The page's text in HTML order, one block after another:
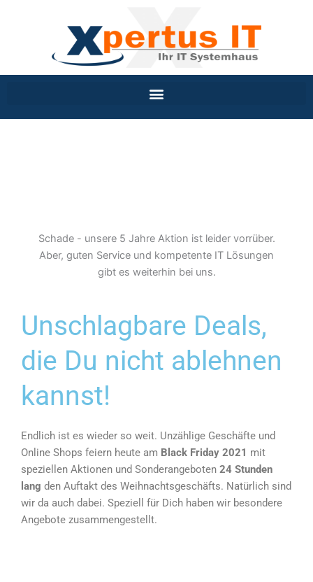
Schade - unsere 5 Jahre Aktion ist leider vorrüber.
Aber, guten Service und kompetente IT Lösungen
gibt es weiterhin bei uns.
Unschlagbare Deals,
die Du nicht ablehnen
kannst!
Endlich ist es wieder so weit. Unzählige Geschäfte und
Online Shops feiern heute am Black Friday 2021 mit
speziellen Aktionen und Sonderangeboten 24 Stunden
lang den Auftakt des Weihnachtsgeschäfts. Natürlich sind
wir da auch dabei. Speziell für Dich haben wir besondere
Angebote zusammengestellt.